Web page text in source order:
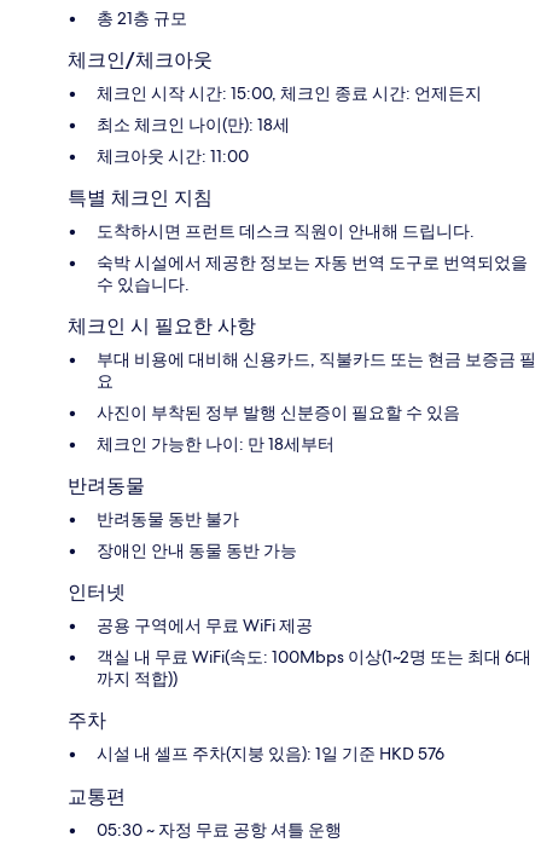
총 21층 규모
체크인/체크아웃
체크인 시작 시간: 15:00, 체크인 종료 시간: 언제든지
최소 체크인 나이(만): 18세
체크아웃 시간: 11:00
특별 체크인 지침
도착하시면 프런트 데스크 직원이 안내해 드립니다.
숙박 시설에서 제공한 정보는 자동 번역 도구로 번역되었을
수 있습니다.
체크인 시 필요한 사항
부대 비용에 대비해 신용카드, 직불카드 또는 현금 보증금 필
요
사진이 부착된 정부 발행 신분증이 필요할 수 있음
체크인 가능한 나이: 만 18세부터
반려동물
반려동물 동반 불가
장애인 안내 동물 동반 가능
인터넷
공용 구역에서 무료 WiFi 제공
객실 내 무료 WiFi(속도: 100Mbps 이상(1~2명 또는 최대 6대
까지 적합))
주차
시설 내 셀프 주차(지붕 있음): 1일 기준 HKD 576
교통편
05:30 ~ 자정 무료 공항 셔틀 운행